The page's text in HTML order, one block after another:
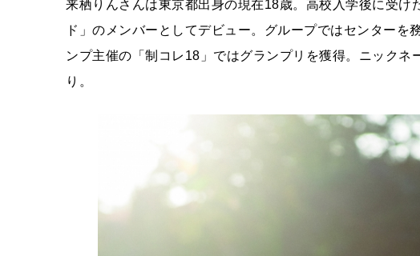
来栖りんさんは東京都出身の現在18歳。高校入学後に受け
ド」のメンバーとしてデビュー。グループではセンター
ンプ主催の「制コレ18」ではグランプリを獲得。ニック
り。